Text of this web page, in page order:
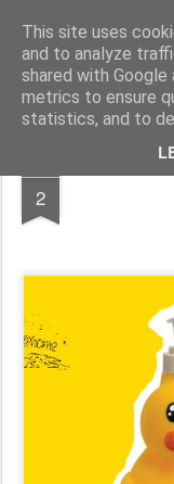
This site uses
and to analyze
shared with
metrics to ensure
statistics, and to
Dada2.0 We leven in een ronddraaiend commercieel pretpark. God is dood, geweld gewoon, het Midden-
Homepage Kunst
2